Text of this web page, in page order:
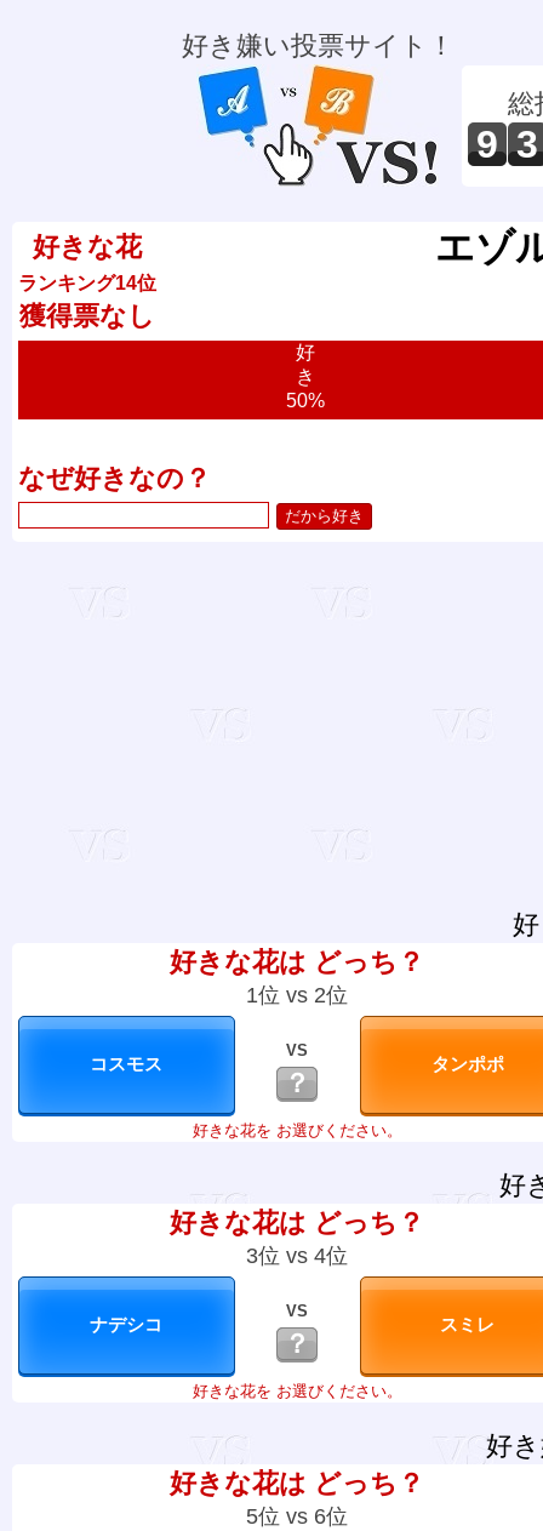
好き嫌い投票サイト！
総
9 3
好きな花
ランキング14位
獲得票なし
エゾ
好
き
50%
なぜ好きなの？
好きな花は どっち？
1位 vs 2位
VS
？
好きな花を お選びください。
好
好きな花は どっち？
3位 vs 4位
VS
？
好きな花を お選びください。
好
好きな花は どっち？
5位 vs 6位